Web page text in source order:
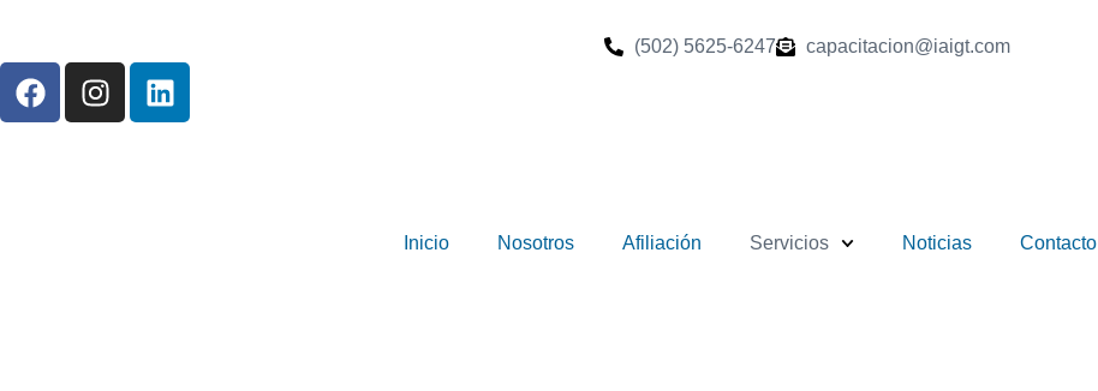
(502) 5625-6247 capacitacion@iaigt.com
Inicio Nosotros Afiliación Servicios Noticias Contacto